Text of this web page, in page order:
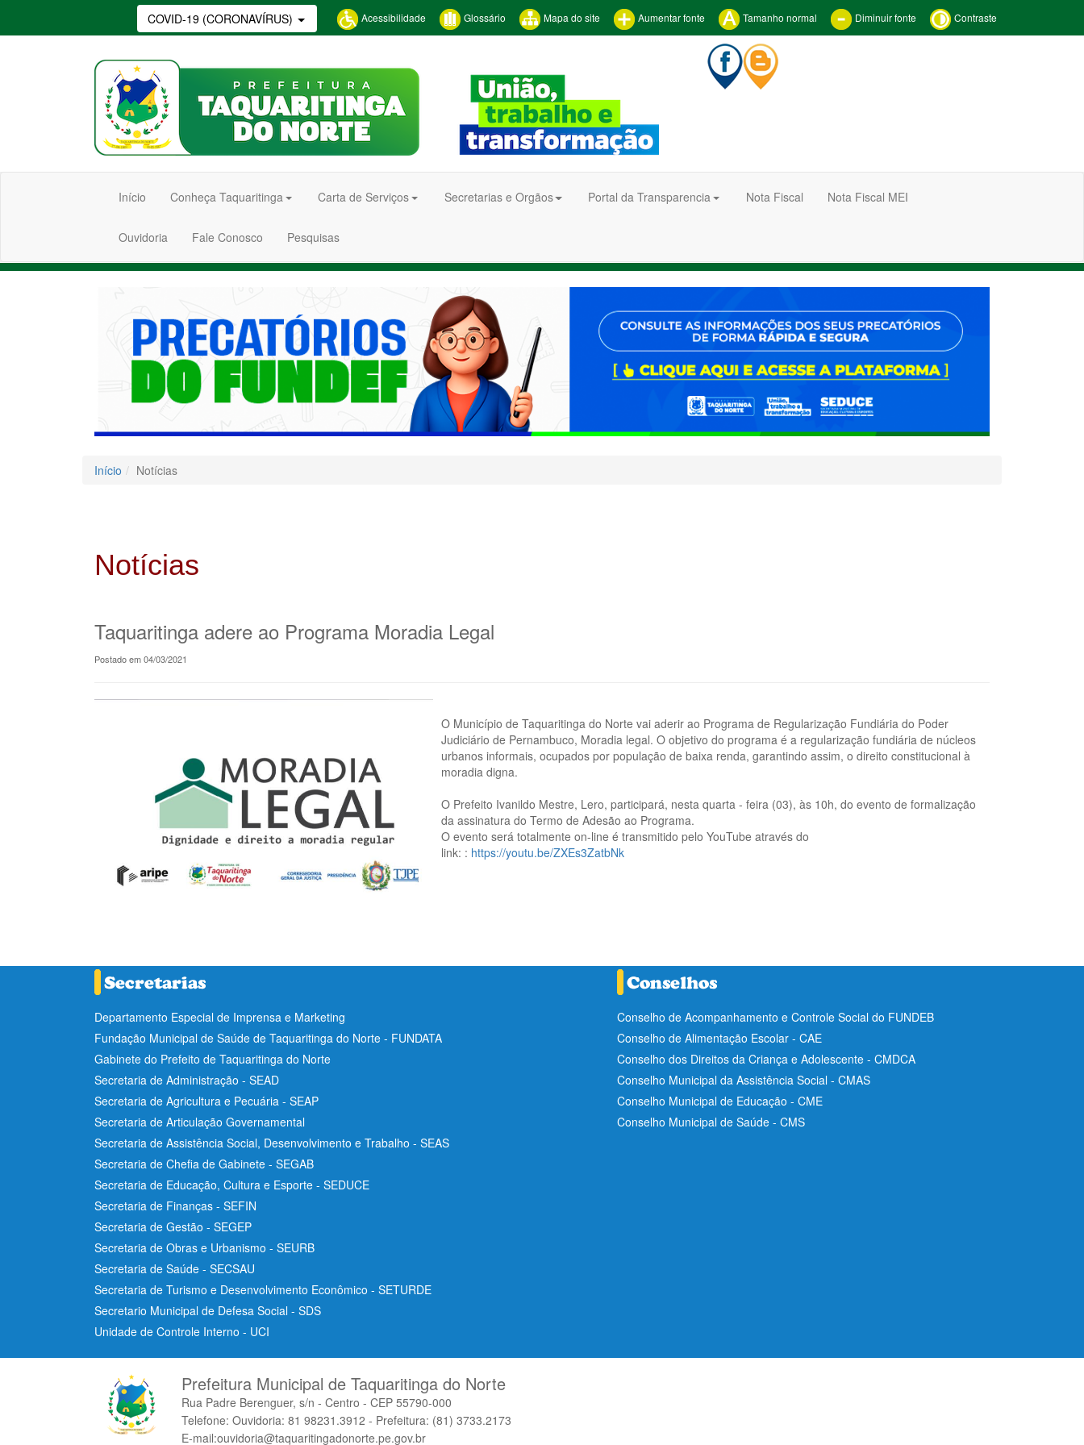
COVID-19 (CORONAVÍRUS) Acessibilidade Glossário Mapa do site Aumentar fonte Tamanho normal Diminuir fonte Contraste
Início Conheça Taquaritinga Carta de Serviços Secretarias e Orgãos Portal da Transparencia Nota Fiscal Nota Fiscal MEI
Ouvidoria Fale Conosco Pesquisas
Início Notícias
Notícias
Taquaritinga adere ao Programa Moradia Legal
Postado em 04/03/2021
O Município de Taquaritinga do Norte vai aderir ao Programa de Regularização Fundiária do Poder
Judiciário de Pernambuco, Moradia legal. O objetivo do programa é a regularização fundiária de núcleos
urbanos informais, ocupados por população de baixa renda, garantindo assim, o direito constitucional à
moradia digna.
O Prefeito Ivanildo Mestre, Lero, participará, nesta quarta - feira (03), às 10h, do evento de formalização
da assinatura do Termo de Adesão ao Programa.
O evento será totalmente on-line é transmitido pelo YouTube através do
link: : https://youtu.be/ZXEs3ZatbNk
Departamento Especial de Imprensa e Marketing
Fundação Municipal de Saúde de Taquaritinga do Norte - FUNDATA
Gabinete do Prefeito de Taquaritinga do Norte
Secretaria de Administração - SEAD
Secretaria de Agricultura e Pecuária - SEAP
Secretaria de Articulação Governamental
Secretaria de Assistência Social, Desenvolvimento e Trabalho - SEAS
Secretaria de Chefia de Gabinete - SEGAB
Secretaria de Educação, Cultura e Esporte - SEDUCE
Secretaria de Finanças - SEFIN
Secretaria de Gestão - SEGEP
Secretaria de Obras e Urbanismo - SEURB
Secretaria de Saúde - SECSAU
Secretaria de Turismo e Desenvolvimento Econômico - SETURDE
Secretario Municipal de Defesa Social - SDS
Unidade de Controle Interno - UCI
Conselho de Acompanhamento e Controle Social do FUNDEB
Conselho de Alimentação Escolar - CAE
Conselho dos Direitos da Criança e Adolescente - CMDCA
Conselho Municipal da Assistência Social - CMAS
Conselho Municipal de Educação - CME
Conselho Municipal de Saúde - CMS
Prefeitura Municipal de Taquaritinga do Norte
Rua Padre Berenguer, s/n - Centro - CEP 55790-000
Telefone: Ouvidoria: 81 98231.3912 - Prefeitura: (81) 3733.2173
E-mail:ouvidoria@taquaritingadonorte.pe.gov.br